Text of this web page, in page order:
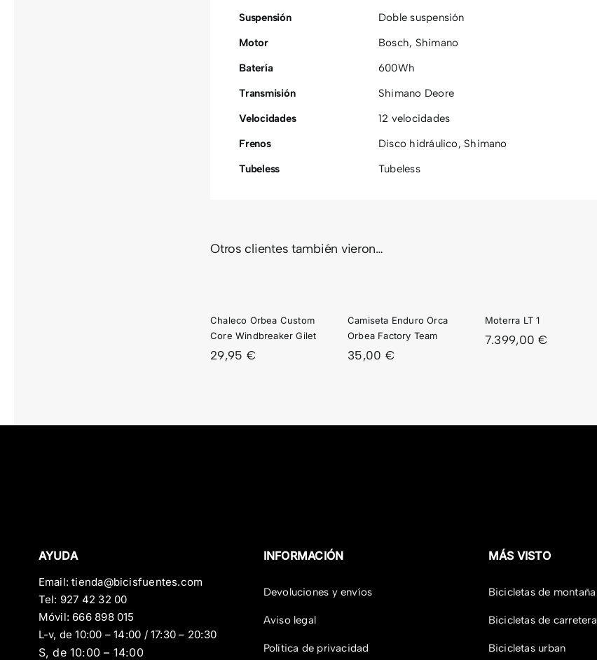
Suspensión
Doble suspensión
Motor
Bosch, Shimano
Batería
600Wh
Transmisión
Shimano Deore
Velocidades
12 velocidades
Frenos
Disco hidráulico, Shimano
Tubeless
Tubeless
Otros clientes también vieron…
CHALECO
GILETChaleco Orbea Custom
Core Windbreaker Gilet
29,95 €
ENDURO
FACTORY
TEAM
Camiseta Enduro Orca
Orbea Factory Team
35,00 €
Moterra LT 1
7.399,00€
AYUDA
Email:tienda@bicisfuentes.com
Tel: 927 42 32 00
Móvil: 666 898 015
L-v, de 10:00 – 14:00 / 17:30 – 20:30
S, de 10:00 – 14:00
INFORMACIÓN
Devoluciones y envíos
Aviso legal
Política de privacidad
MÁS VISTO
Bicicletas de montaña
Bicicletas de carretera
Bicicletas urban